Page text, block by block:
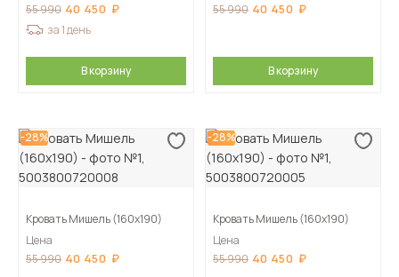
55 990 40 450
за 1 день
В корзину
55 990 40 450
В корзину
-28%
Кровать Мишель (160х190)
Цена
55 990 40 450
-28%
Кровать Мишель (160х190)
Цена
55 990 40 450